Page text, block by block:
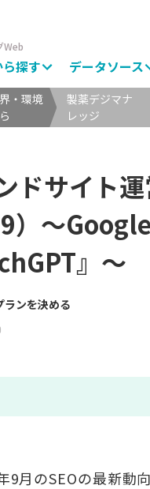
Web
探す データソース
・環境
製薬デジマナ
レッジ
ドサイト
）～
』～
ランを決める
9月のSEOの最新動